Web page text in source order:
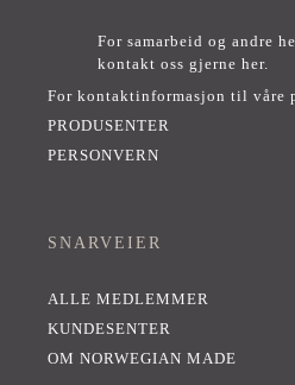
For samarbeid og andre
kontakt oss gjerne her.
For kontaktinformasjon til våre
PRODUSENTER
PERSONVERN
SNARVEIER
ALLE MEDLEMMER
KUNDESENTER
OM NORWEGIAN MADE